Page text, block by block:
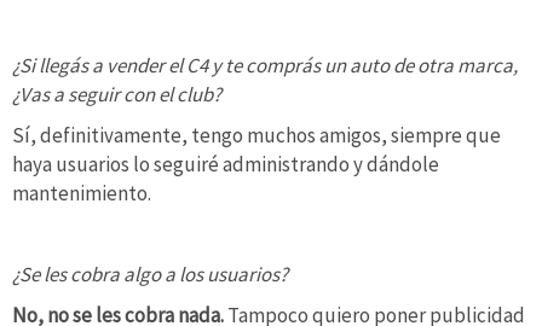
¿Si llegás a vender el C4 y te comprás un auto de otra marca,
¿Vas a seguir con el club?
Sí, definitivamente, tengo muchos amigos, siempre que
haya usuarios lo seguiré administrando y dándole
mantenimiento.
¿Se les cobra algo a los usuarios?
No, no se les cobra nada.Tampoco quiero poner publicidad